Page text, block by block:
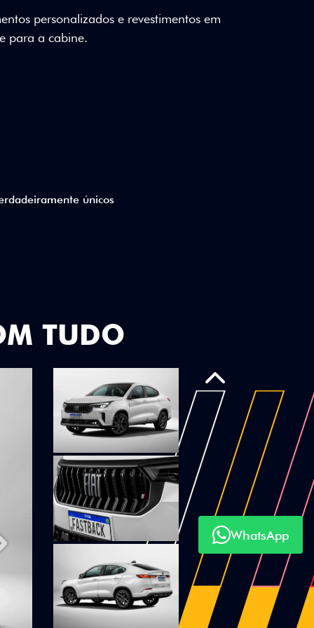
o caráter único da edição especial
anos
TUDO
Anterior
WhatsApp